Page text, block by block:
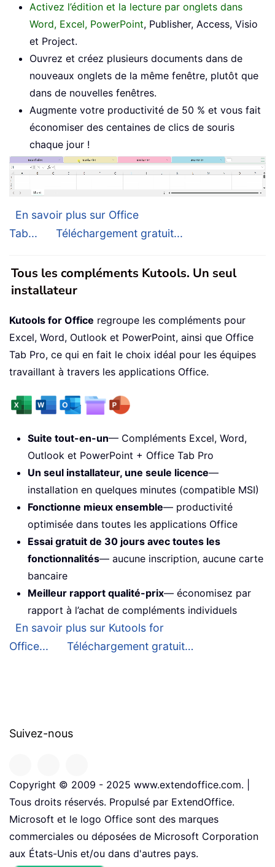
Activez l’édition et la lecture par onglets dans
Word, Excel, PowerPoint, Publisher, Access, Visio
et Project.
Ouvrez et créez plusieurs documents dans de
nouveaux onglets de la même fenêtre, plutôt que
dans de nouvelles fenêtres.
Augmente votre productivité de 50 % et vous fait
économiser des centaines de clics de souris
chaque jour !
En savoir plus sur Office
Tab...
Téléchargement gratuit...
Tous les compléments Kutools. Un seul
installateur
Kutools for Office regroupe les compléments pour
Excel, Word, Outlook et PowerPoint, ainsi que Office
Tab Pro, ce qui en fait le choix idéal pour les équipes
travaillant à travers les applications Office.
Suite tout-en-un— Compléments Excel, Word,
Outlook et PowerPoint + Office Tab Pro
Un seul installateur, une seule licence—
installation en quelques minutes (compatible MSI)
Fonctionne mieux ensemble— productivité
optimisée dans toutes les applications Office
Essai gratuit de 30 jours avec toutes les
fonctionnalités— aucune inscription, aucune carte
bancaire
Meilleur rapport qualité-prix— économisez par
rapport à l’achat de compléments individuels
En savoir plus sur Kutools for
Office...
Téléchargement gratuit…
Suivez-nous
Copyright © 2009 - 2025 www.extendoffice.com. |
Tous droits réservés. Propulsé par ExtendOffice.
Microsoft et le logo Office sont des marques
commerciales ou déposées de Microsoft Corporation
aux États-Unis et/ou dans d'autres pays.